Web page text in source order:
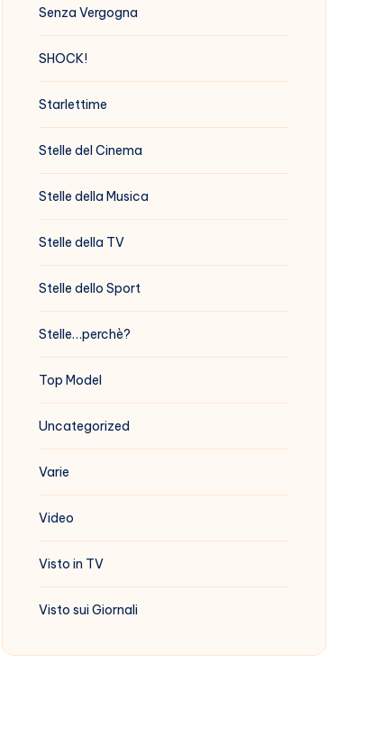
Senza Vergogna
SHOCK!
Starlettime
Stelle del Cinema
Stelle della Musica
Stelle della TV
Stelle dello Sport
Stelle…perchè?
Top Model
Uncategorized
Varie
Video
Visto in TV
Visto sui Giornali